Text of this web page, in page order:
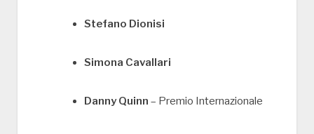
Stefano Dionisi
Simona Cavallari
Danny Quinn – Premio Internazionale